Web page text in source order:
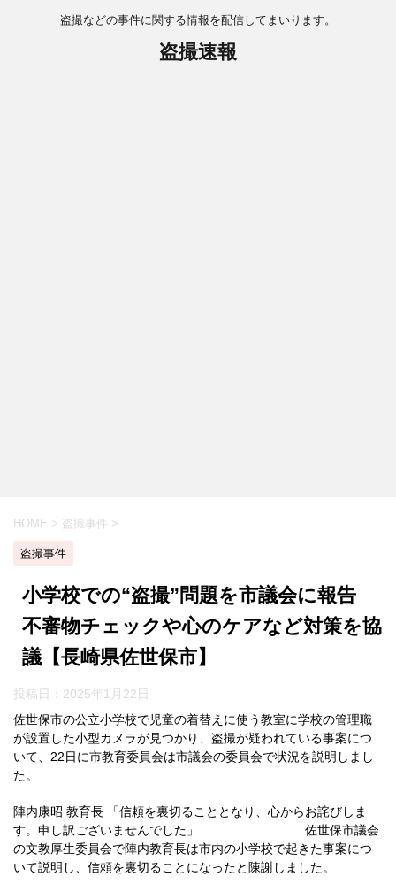
盗撮などの事件に関する情報を配信してまいります。
盗撮速報
HOME > 盗撮事件 >
盗撮事件
小学校での“盗撮”問題を市議会に報告
不審物チェックや心のケアなど対策を協
議【長崎県佐世保市】
投稿日： 2025年1月22日
佐世保市の公立小学校で児童の着替えに使う教室に学校の管理職
が設置した小型カメラが見つかり、盗撮が疑われている事案につ
いて、22日に市教育委員会は市議会の委員会で状況を説明しまし
た。
陣内康昭 教育長 「信頼を裏切ることとなり、心からお詫びしま
す。申し訳ございませんでした」 佐世保市議会
の文教厚生委員会で陣内教育長は市内の小学校で起きた事案につ
いて説明し、信頼を裏切ることになったと陳謝しました。